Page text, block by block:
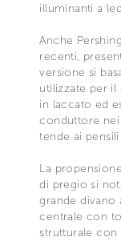
illuminanti a
Anche
recenti,
versione si
utilizzate per
in laccato ed
conduttore
tende ai
La
di pregio si
grande divano
centrale con
strutturale con